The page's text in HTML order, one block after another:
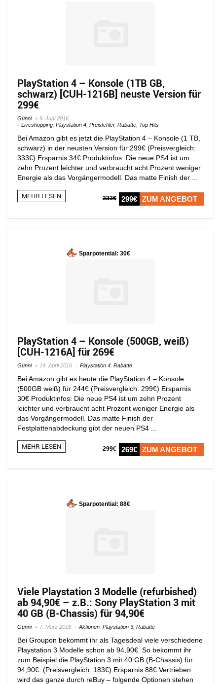
PlayStation 4 – Konsole (1TB GB,
schwarz) [CUH-1216B] neuste Version für
299€
Günni
9. Juni 2016
Liveshopping Playstation 4 Preisfehler, Rabatte Top Hits
Bei Amazon gibt es jetzt die PlayStation 4 – Konsole (1 TB,
schwarz) in der neusten Version für 299€ (Preisvergleich:
333€) Ersparnis 34€ Produktinfos: Die neue PS4 ist um
zehn Prozent leichter und verbraucht acht Prozent weniger
Energie als das Vorgängermodell. Das matte Finish der ...
MEHR LESEN 333€ 299€ ZUM ANGEBOT
Sparpotential: 30€
PlayStation 4 – Konsole (500GB, weiß)
[CUH-1216A] für 269€
Günni 14. April 2016 Playstation 4 Rabatte
Bei Amazon gibt es heute die PlayStation 4 – Konsole
(500GB weiß) für 244€ (Preisvergleich: 299€) Ersparnis
30€ Produktinfos: Die neue PS4 ist um zehn Prozent
leichter und verbraucht acht Prozent weniger Energie als
das Vorgängermodell. Das matte Finish der
Festplattenabdeckung gibt der neuen PS4 ...
MEHR LESEN 299€ 269€ ZUM ANGEBOT
Sparpotential: 88€
Viele Playstation 3 Modelle (refurbished)
ab 94,90€ – z.B.: Sony PlayStation 3 mit
40 GB (B-Chassis) für 94,90€
Günni 7. März 2016 Aktionen Playstation 3 Rabatte
Bei Groupon bekommt ihr als Tagesdeal viele verschiedene
Playstation 3 Modelle schon ab 94,90€. So bekommt ihr
zum Beispiel die PlayStation 3 mit 40 GB (B-Chassis) für
94,90€. (Preisvergleich: 183€) Ersparnis 88€ Vertrieben
wird das ganze durch reBuy – folgende Optionen stehen